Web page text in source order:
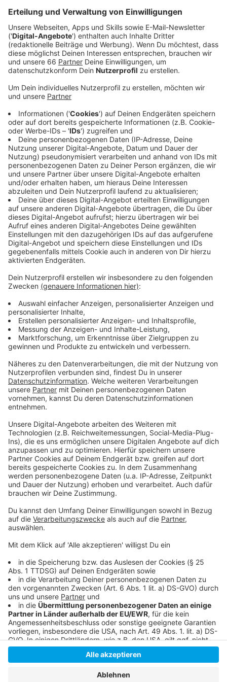
Anzeige
Opfer mit Stichverletzungen in Lebensgefahr
Der verletzte Mann ist aktuell nicht ansprechbar und
schwebt weiterhin in Lebensgefahr. Die Ermittler
warten auf die Ergebnisse der rechtsmedizinischen
Untersuchungen, um mehr zu den Verletzungen und
der Tatwaffe sagen zu können.
Anzeige
Hinweise zur Tat und mögliche Hintergründe
Anzeige
Nach ersten Erkenntnissen könnte ein Streit um
Drogen zu der Tat geführt haben. Die Polizei bittet
dringend um Hinweise aus der Bevölkerung, um den
am Anfang: Auf unsere Nachfrage bei der
Staatsanwaltschaft heute Nachmittag (27. Oktober)
konnte eine Sprecherin nicht sagen, wer den Notruf
abgesetzt hat und sagte, dass es bisher keine Zeugen
Anzeige
Folge uns für mehr News & Updates:
Anzeige
Livestream|Instagram| Facebook| WhatsApp-Kanal
Anzeige
Anzeige